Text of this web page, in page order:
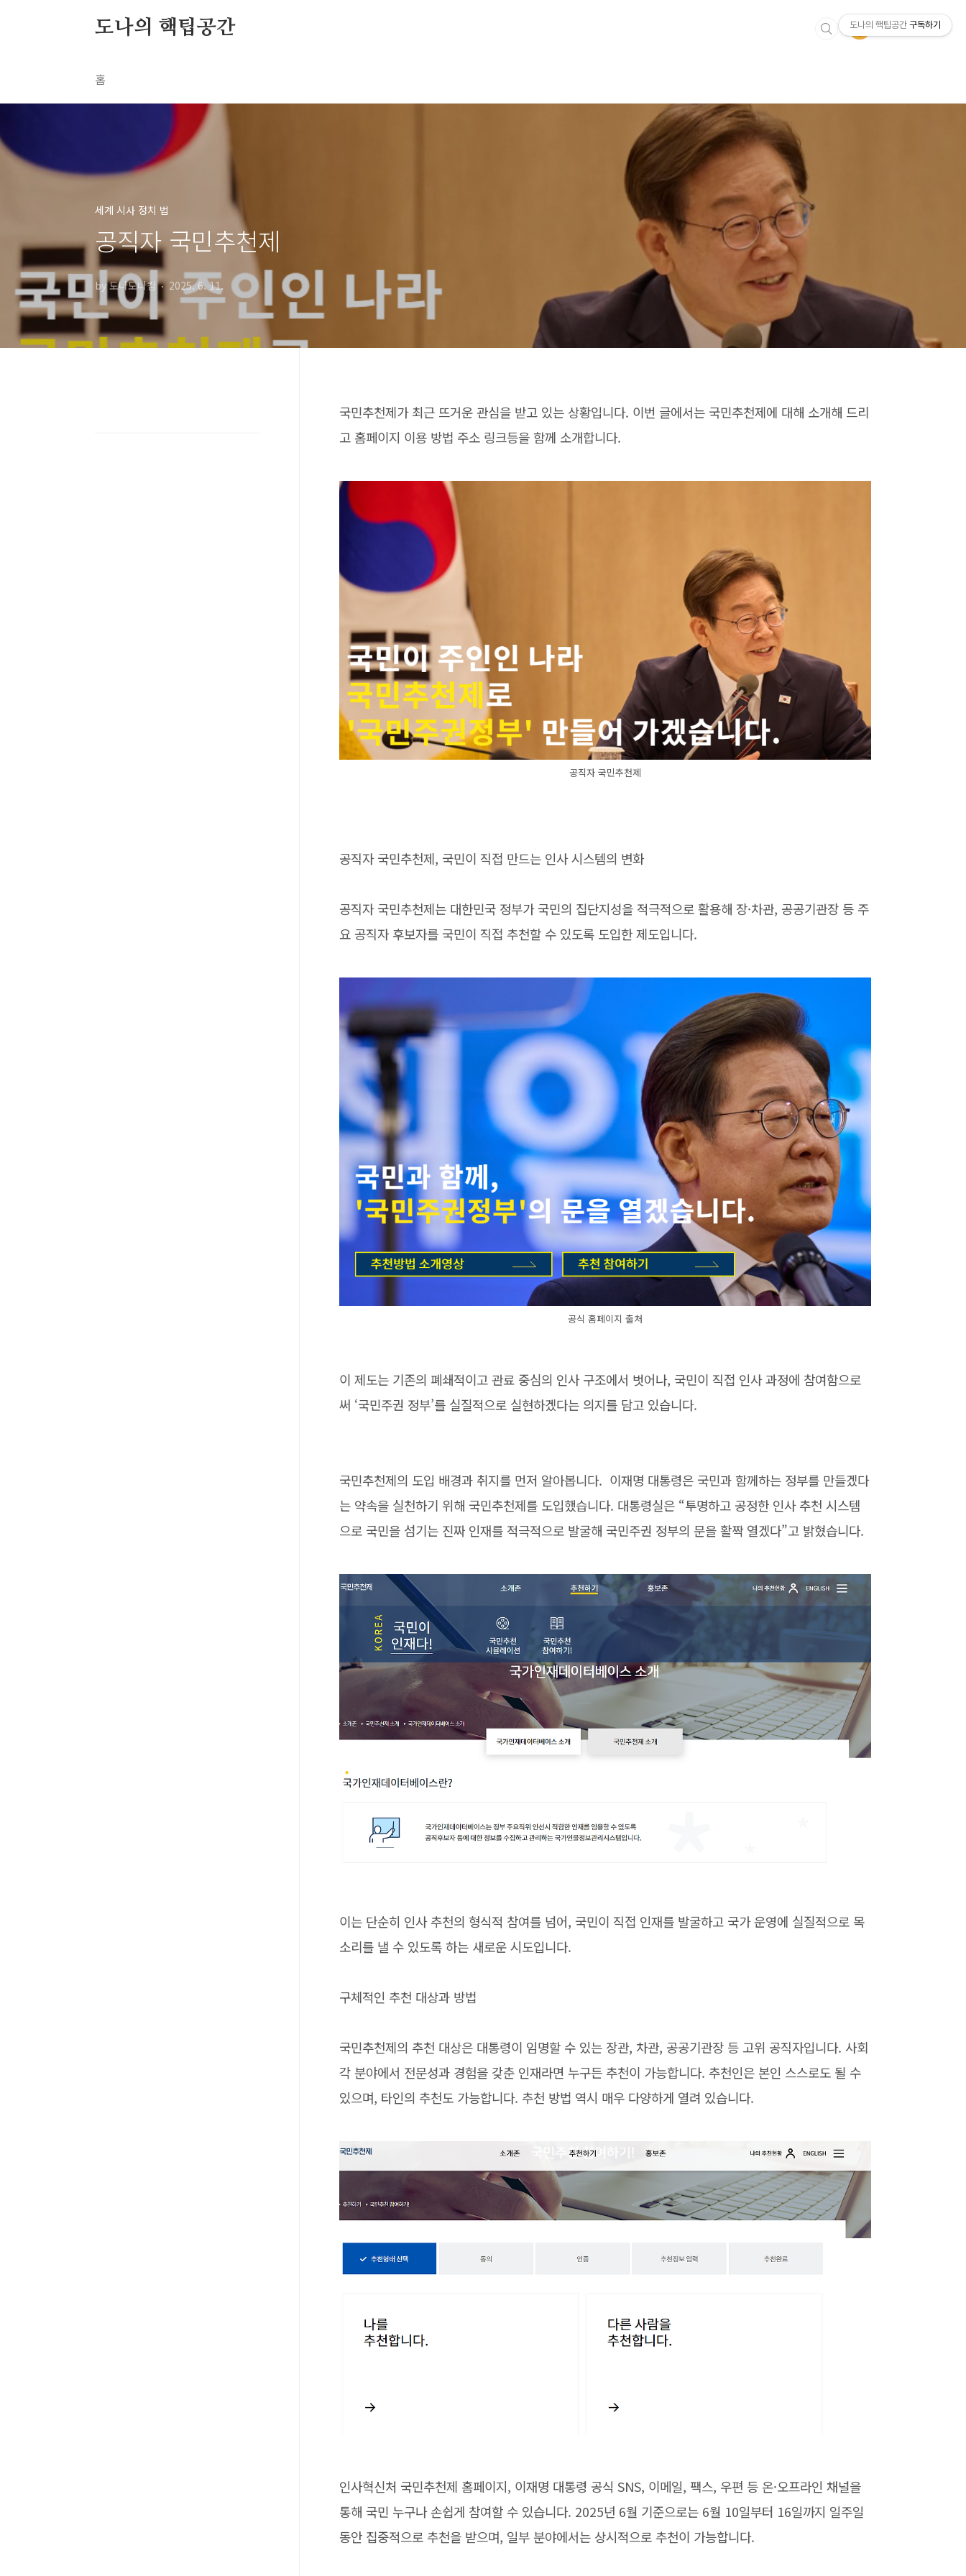
도나의 핵팁공간
홈
세계 시사 정치 법
공직자 국민추천제
by 도나도나킴 2025. 6. 11.
국민추천제가 최근 뜨거운 관심을 받고 있는 상황입니다. 이번 글에서는 국민추천제에 대해 소개해 드리
고 홈페이지 이용 방법 주소 링크등을 함께 소개합니다.
공직자 국민추천제
공직자 국민추천제, 국민이 직접 만드는 인사 시스템의 변화
공직자 국민추천제는 대한민국 정부가 국민의 집단지성을 적극적으로 활용해 장·차관, 공공기관장 등 주
요 공직자 후보자를 국민이 직접 추천할 수 있도록 도입한 제도입니다.
공식 홈페이지 출처
이 제도는 기존의 폐쇄적이고 관료 중심의 인사 구조에서 벗어나, 국민이 직접 인사 과정에 참여함으로
써 ‘국민주권 정부’를 실질적으로 실현하겠다는 의지를 담고 있습니다.
국민추천제의 도입 배경과 취지를 먼저 알아봅니다. 이재명 대통령은 국민과 함께하는 정부를 만들겠다
는 약속을 실천하기 위해 국민추천제를 도입했습니다. 대통령실은 “투명하고 공정한 인사 추천 시스템
으로 국민을 섬기는 진짜 인재를 적극적으로 발굴해 국민주권 정부의 문을 활짝 열겠다”고 밝혔습니다.
이는 단순히 인사 추천의 형식적 참여를 넘어, 국민이 직접 인재를 발굴하고 국가 운영에 실질적으로 목
소리를 낼 수 있도록 하는 새로운 시도입니다.
구체적인 추천 대상과 방법
국민추천제의 추천 대상은 대통령이 임명할 수 있는 장관, 차관, 공공기관장 등 고위 공직자입니다. 사회
각 분야에서 전문성과 경험을 갖춘 인재라면 누구든 추천이 가능합니다. 추천인은 본인 스스로도 될 수
있으며, 타인의 추천도 가능합니다. 추천 방법 역시 매우 다양하게 열려 있습니다.
인사혁신처 국민추천제 홈페이지, 이재명 대통령 공식 SNS, 이메일, 팩스, 우편 등 온·오프라인 채널을
통해 국민 누구나 손쉽게 참여할 수 있습니다. 2025년 6월 기준으로는 6월 10일부터 16일까지 일주일
동안 집중적으로 추천을 받으며, 일부 분야에서는 상시적으로 추천이 가능합니다.
도나의 핵팁공간 구독하기